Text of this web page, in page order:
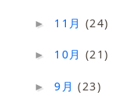
► 11月 (24)
► 10月 (21)
►9月(23)